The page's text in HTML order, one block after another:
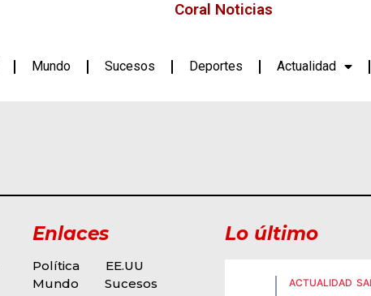
Coral Noticias
Mundo Sucesos Deportes Actualidad
Enlaces
Política
EE.UU
Mundo
Sucesos
Lo último
ACTUALIDAD